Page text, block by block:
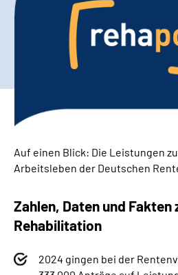
Leichte Sprache
Auf einen Blick: Die Leistungen
Arbeitsleben der Deutschen
Zahlen, Daten und
Rehabilitation
2024 gingen bei der